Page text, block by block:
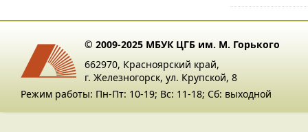
© 2009-2025 МБУК ЦГБ им. М. Горького
662970, Красноярский край,
г. Железногорск, ул. Крупской, 8
Режим работы: Пн-Пт: 10-19; Вс: 11-18; Сб: выходной